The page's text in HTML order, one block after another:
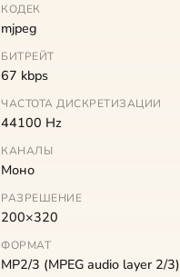
КОДЕК
mjpeg
БИТРЕЙТ
67 kbps
ЧАСТОТА ДИСКРЕТИЗАЦИИ
44100 Hz
КАНАЛЫ
Моно
РАЗРЕШЕНИЕ
200×320
ФОРМАТ
MP2/3 (MPEG audio layer 2/3)